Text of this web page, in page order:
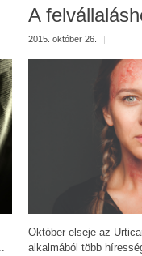
A
2015. október 26. |
Október elseje az
alkalmából több